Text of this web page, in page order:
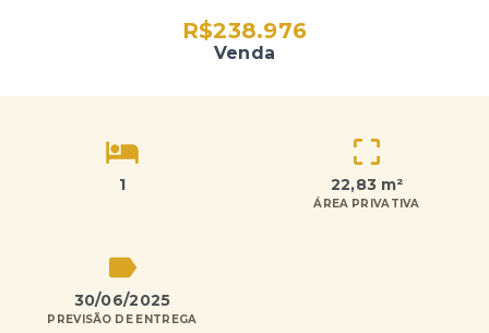
R$238.976
Venda
1 22,83 m²
ÁREA PRIVATIVA
30/06/2025
PREVISÃO DE ENTREGA